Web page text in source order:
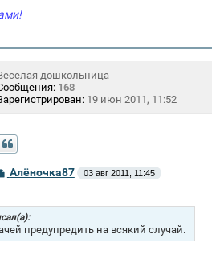
дошкольница
168
19 июн 2011, 11:52
С
б
щ
е
н
Алёночка87 03 авг 2011, 11:45
предупредить на всякий случай.